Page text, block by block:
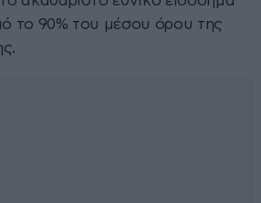
το 90% του μέσου όρου της